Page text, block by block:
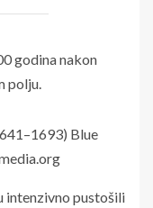
godina nakon
polju.
Blue
intenzivno pustošili